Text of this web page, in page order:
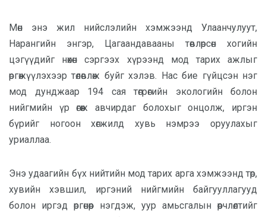
Мөн энэ жил нийслэлийн хэмжээнд Улаанчулуут,
Нарангийн энгэр, Цагаандавааны төвлөрсөн хогийн
цэгүүдийг нөхөн сэргээх хүрээнд мод тарих ажлыг
өргөжүүлэхээр төлөвлөж буйг хэлэв. Нас бие гүйцсэн нэг
мод дунджаар 194 сая төгрөгийн экологийн болон
нийгмийн үр өгөөж авчирдаг болохыг онцолж, иргэн
бүрийг ногоон хөгжилд хувь нэмрээ оруулахыг
уриаллаа.
Энэ удаагийн бүх нийтийн мод тарих арга хэмжээнд төр,
хувийн хэвшил, иргэний нийгмийн байгууллагууд
болон иргэд өргөнөөр нэгдэж, уур амьсгалын өөрчлөлтийг